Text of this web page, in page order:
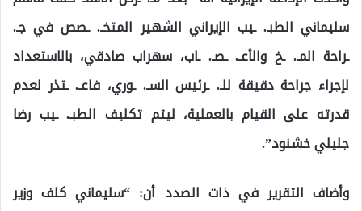
سليماني الطبـ. ـيب الإيراني الشهير المتخـ. ـصص في جـ.
ـراحة المـ. ـخ والأعـ. ـصـ. ـاب، سهراب صادقي، بالاستعداد
لإجراء جراحة دقيقة للـ. ـرئيس السـ. ـوري، فاعـ. ـتذر لعدم
قدرته على القيام بالعملية، ليتم تكليف الطبـ. ـيب رضا
جليلي خشنود”.
وأضاف التقرير في ذات الصدد أن: “سليماني كلف وزير